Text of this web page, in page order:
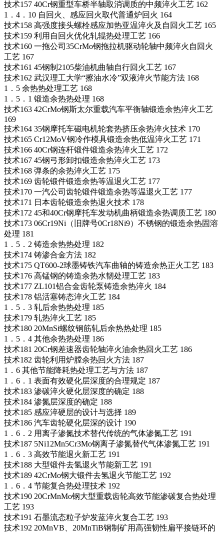
技术157 40Cr钢重型车桥半轴取消调质的中频淬火工艺 162
1．4．10 自回火、感应回火取代普通炉回火 164
技术158 高强度接头螺栓感应加热亚温淬火及自回火工艺 165
技术159 利用自回火优化轧辊热处理工艺 166
技术160 一拖公司35CrMo钢拖拉机驱动轮轴中频淬火自回火
工艺 167
技术161 45钢制2105柴油机曲轴自行回火工艺 167
技术162 武汉理工大学“擦油水冷”双液淬火节能方法 168
1．5 余热热处理工艺 168
1．5．1 锻造余热热处理 168
技术163 42CrMo钢斯太尔重载汽车平衡轴锻造余热淬火工艺
169
技术164 35钢摩托车磁电机轮套热挤压余热淬火技术 170
技术165 Cr12MoV钢冷作模具锻造余热低温淬火工艺 171
技术166 40Cr钢连杆锻件锻造余热淬火工艺 172
技术167 45钢弓形卸扣锻造余热淬火工艺 173
技术168 弹条的余热淬火工艺 175
技术169 齿轮锻件锻造余热等温退火工艺 177
技术170 一汽公司齿轮锻件锻造余热等温退火工艺 177
技术171 日本齿轮锻造余热退火技术 178
技术172 45和40Cr钢摩托车发动机曲柄锻造余热调质工艺 180
技术173 06Cr19Ni（旧牌号0Cr18Ni9）不锈钢的锻造余热固溶
处理 181
1．5．2 铸造余热热处理 182
技术174 铸渗合金方法 182
技术175 QT600-2球墨铸铁汽车曲轴的铸造余热正火工艺 183
技术176 高锰钢的铸造余热水韧处理工艺 183
技术177 ZL101铝合金齿轮泵铸造余热淬火 184
技术178 铝活塞铸态淬火工艺 184
1．5．3 轧后余热热处理 185
技术179 轧热淬火工艺 185
技术180 20MnSi螺纹钢筋轧后余热热处理 185
1．5．4 其他余热热处理 186
技术181 20Cr钢差速器齿轮轴淬火油余热回火工艺 186
技术182 齿轮利用炉膛余热回火方法 187
1．6 其他节能降耗热处理工艺与方法 187
1．6．1 表面有效硬化层深度的合理规定 187
技术183 渗碳淬火硬化层深度的确定 188
技术184 渗氮层深度的确定 188
技术185 感应淬硬层的设计与选择 189
技术186 汽车齿轮硬化层深的设计 190
1．6．2 用离子渗氮技术替代传统的气体渗氮工艺 191
技术187 5Ni12Mn5Cr3Mo钢离子渗氮替代气体渗氮工艺 191
1．6．3 高效节能退火新工艺 191
技术188 大型锻件去氢退火节能新工艺 191
技术189 42CrMo钢大锻件去氢退火节能工艺 192
1．6．4 节能复合热处理技术 192
技术190 20CrMnMo钢大型重载齿轮高效节能渗碳复合热处理
工艺 193
技术191 石墨流态粒子炉发蓝淬火复合工艺 193
技术192 20MnVB、20MnTiB钢制矿用高强韧性扁平接链环的